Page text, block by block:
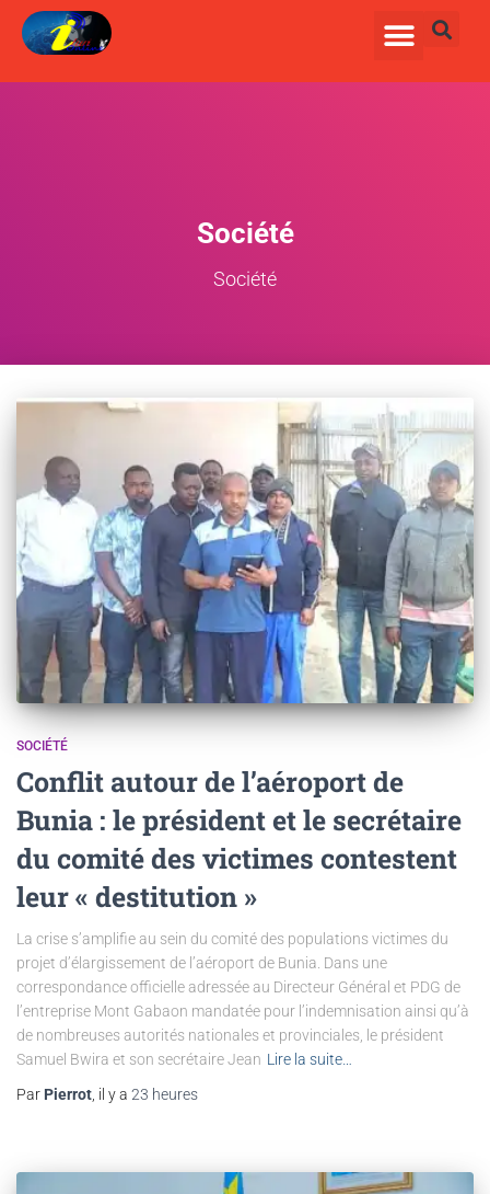
Société
Société
SOCIÉTÉ
Conflit autour de l’aéroport de
Bunia : le président et le secrétaire
du comité des victimes contestent
leur « destitution »
La crise s’amplifie au sein du comité des populations victimes du
projet d’élargissement de l’aéroport de Bunia. Dans une
correspondance officielle adressée au Directeur Général et PDG de
l’entreprise Mont Gabaon mandatée pour l’indemnisation ainsi qu’à
de nombreuses autorités nationales et provinciales, le président
Samuel Bwira et son secrétaire Jean Lire la suite…
Par Pierrot , il y a 23 heures